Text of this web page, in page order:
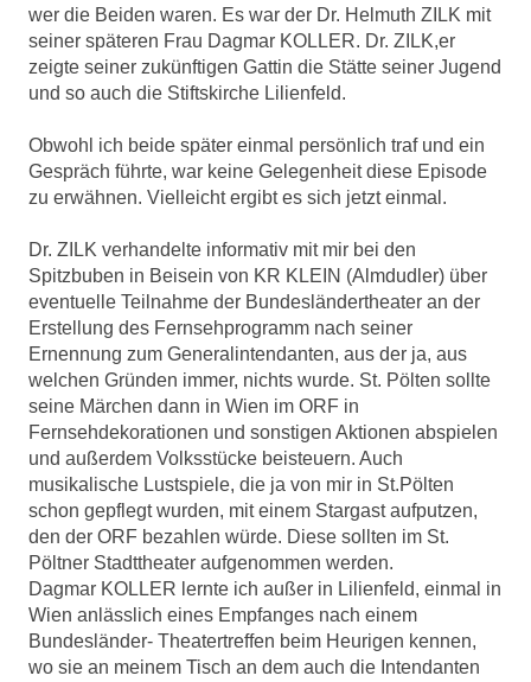
wer die Beiden waren. Es war der Dr. Helmuth ZILK mit
seiner späteren Frau Dagmar KOLLER. Dr. ZILK,er
zeigte seiner zukünftigen Gattin die Stätte seiner Jugend
und so auch die Stiftskirche Lilienfeld.
Obwohl ich beide später einmal persönlich traf und ein
Gespräch führte, war keine Gelegenheit diese Episode
zu erwähnen. Vielleicht ergibt es sich jetzt einmal.
Dr. ZILK verhandelte informativ mit mir bei den
Spitzbuben in Beisein von KR KLEIN (Almdudler) über
eventuelle Teilnahme der Bundesländertheater an der
Erstellung des Fernsehprogramm nach seiner
Ernennung zum Generalintendanten, aus der ja, aus
welchen Gründen immer, nichts wurde. St. Pölten sollte
seine Märchen dann in Wien im ORF in
Fernsehdekorationen und sonstigen Aktionen abspielen
und außerdem Volksstücke beisteuern. Auch
musikalische Lustspiele, die ja von mir in St.Pölten
schon gepflegt wurden, mit einem Stargast aufputzen,
den der ORF bezahlen würde. Diese sollten im St.
Pöltner Stadttheater aufgenommen werden.
Dagmar KOLLER lernte ich außer in Lilienfeld, einmal in
Wien anlässlich eines Empfanges nach einem
Bundesländer- Theatertreffen beim Heurigen kennen,
wo sie an meinem Tisch an dem auch die Intendanten